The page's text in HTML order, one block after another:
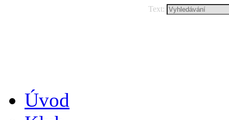
Text:
Úvod